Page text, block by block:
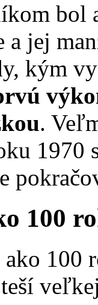
bol
a jej
kým
.
1970
100
100
teší